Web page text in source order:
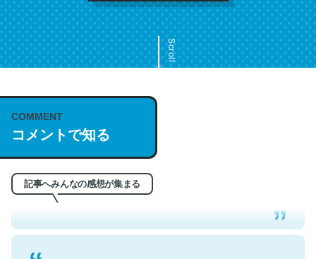
Scroll
COMMENT
コメントで知る
記事へみんなの感想が集まる
これは名文。彼はとてもクレバーなんだろうなと凄く思
う。英語少しでも読める人は原文もお勧め。自分はこの流
れ好き。Let’s Fucking Go. Then Covid hit. Shit.
─今のこの状況が信じられるかい？ by ラーズ・ヌートバー